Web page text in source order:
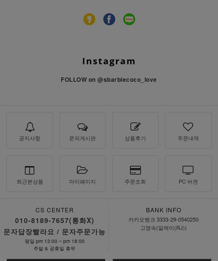
Instagram
FOLLOW on @sbarbiecoco_love
공지사항 문의게시판 상품후기 주문내역
최근본상품 마이페이지 주문조회 PC 버젼
CS CENTER
010-8189-7657(통화X)
문자답장빨라요 / 문자주문가능
평일 pm 13:00 ~ pm 18:00
주말 & 공휴일 휴무
BANK INFO
카카오뱅크 3333-29-0540250
고영숙(알제이(RJ))